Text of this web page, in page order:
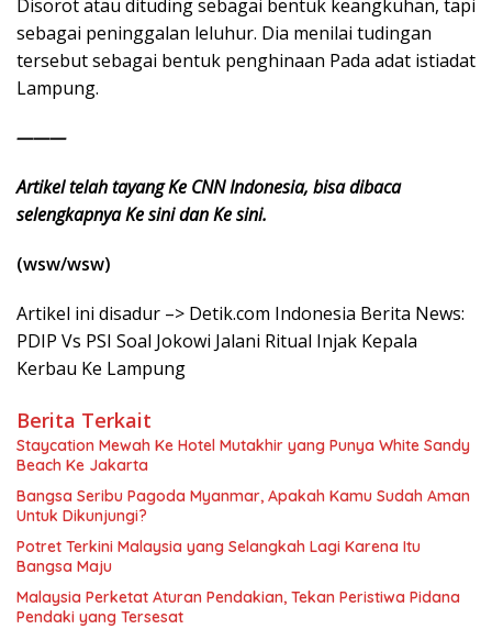
Disorot atau dituding sebagai bentuk keangkuhan, tapi
sebagai peninggalan leluhur. Dia menilai tudingan
tersebut sebagai bentuk penghinaan Pada adat istiadat
Lampung.
———
Artikel telah tayang Ke CNN Indonesia, bisa dibaca
selengkapnya Ke sini dan Ke sini.
(wsw/wsw)
Artikel ini disadur –> Detik.com Indonesia Berita News:
PDIP Vs PSI Soal Jokowi Jalani Ritual Injak Kepala
Kerbau Ke Lampung
Berita Terkait
Staycation Mewah Ke Hotel Mutakhir yang Punya White Sandy
Beach Ke Jakarta
Bangsa Seribu Pagoda Myanmar, Apakah Kamu Sudah Aman
Untuk Dikunjungi?
Potret Terkini Malaysia yang Selangkah Lagi Karena Itu
Bangsa Maju
Malaysia Perketat Aturan Pendakian, Tekan Peristiwa Pidana
Pendaki yang Tersesat